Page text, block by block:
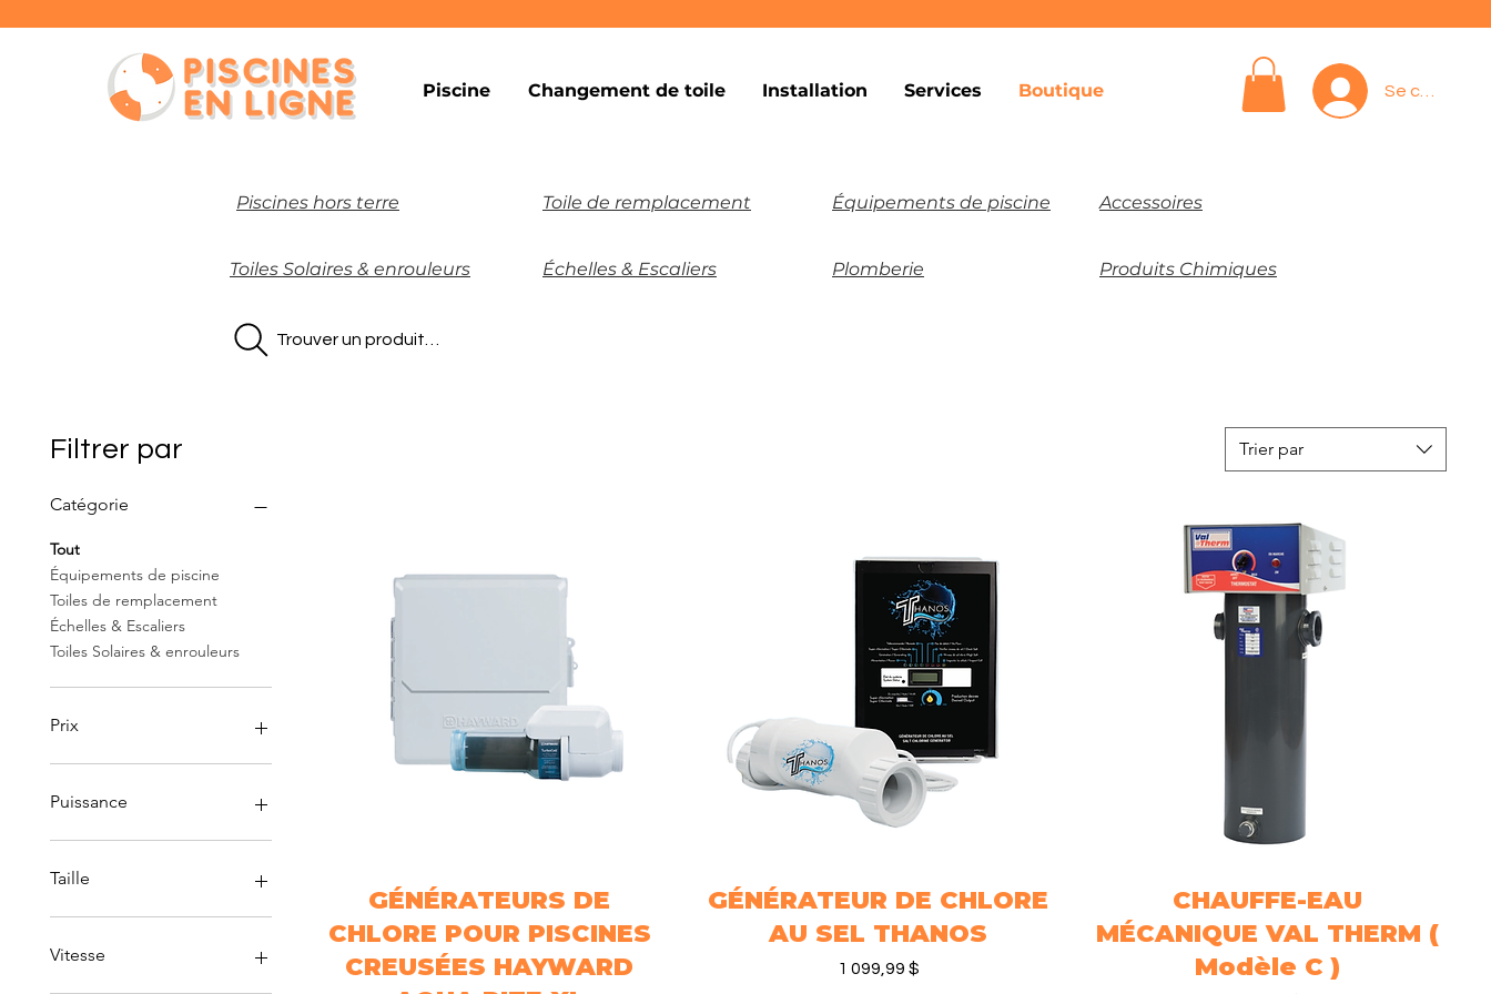
Piscine Changement de toile Installation Services Boutique Se
Piscines hors terre
Toiles Solaires & enrouleurs
Toile de remplacement Équipements de piscine Accessoires
Échelles & Escaliers Plomberie Produits Chimiques
Trouver un produit…
Filtrer par
Catégorie
Tout
Équipements de piscine
Toiles de remplacement
Échelles & Escaliers
Toiles Solaires & enrouleurs
Prix
14 $CA
Puissance
10 KW
105 000 BTU
15 JUSQU'À 150 000L
15 KW
Taille
12'
15'
Vitesse
Trier par
Aperçu rapide
GÉNÉRATEURS DE
CHLORE POUR PISCINES
CREUSÉES HAYWARD
Aperçu rapide
GÉNÉRATEUR DE CHLORE
AU SEL THANOS
Prix
1 099,99 $
Aperçu rapide
CHAUFFE-EAU
MÉCANIQUE VAL THERM (
Modèle C )